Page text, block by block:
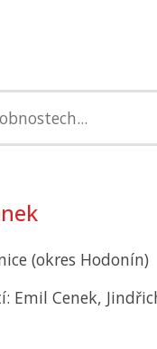
(okres Hodonín)
Emil Cenek,